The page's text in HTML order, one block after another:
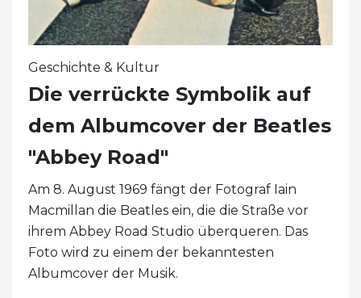
Geschichte & Kultur
Die verrückte Symbolik auf
dem Albumcover der Beatles
"Abbey Road"
Am 8. August 1969 fängt der Fotograf Iain
Macmillan die Beatles ein, die die Straße vor
ihrem Abbey Road Studio überqueren. Das
Foto wird zu einem der bekanntesten
Albumcover der Musik.